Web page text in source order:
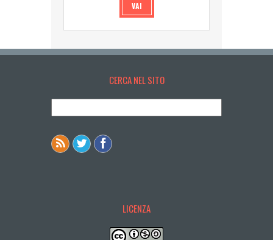
VAI
CERCA NEL SITO
LICENZA